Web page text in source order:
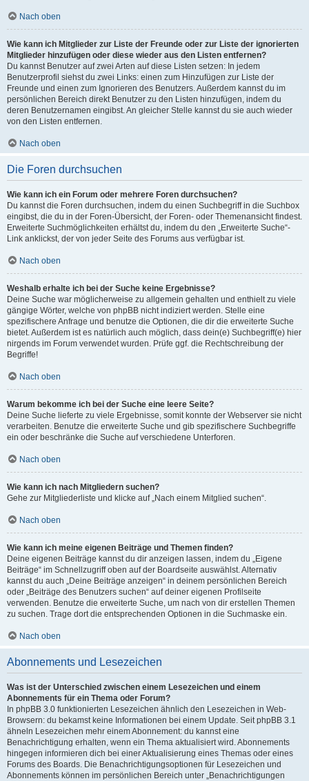
Nach oben
Wie kann ich Mitglieder zur Liste der Freunde oder zur Liste der ignorierten
Mitglieder hinzufügen oder diese wieder aus den Listen entfernen?
Du kannst Benutzer auf zwei Arten auf diese Listen setzen: In jedem
Benutzerprofil siehst du zwei Links: einen zum Hinzufügen zur Liste der
Freunde und einen zum Ignorieren des Benutzers. Außerdem kannst du im
persönlichen Bereich direkt Benutzer zu den Listen hinzufügen, indem du
deren Benutzernamen eingibst. An gleicher Stelle kannst du sie auch wieder
von den Listen entfernen.
Nach oben
Die Foren durchsuchen
Wie kann ich ein Forum oder mehrere Foren durchsuchen?
Du kannst die Foren durchsuchen, indem du einen Suchbegriff in die Suchbox
eingibst, die du in der Foren-Übersicht, der Foren- oder Themenansicht findest.
Erweiterte Suchmöglichkeiten erhältst du, indem du den „Erweiterte Suche“-
Link anklickst, der von jeder Seite des Forums aus verfügbar ist.
Nach oben
Weshalb erhalte ich bei der Suche keine Ergebnisse?
Deine Suche war möglicherweise zu allgemein gehalten und enthielt zu viele
gängige Wörter, welche von phpBB nicht indiziert werden. Stelle eine
spezifischere Anfrage und benutze die Optionen, die dir die erweiterte Suche
bietet. Außerdem ist es natürlich auch möglich, dass dein(e) Suchbegriff(e) hier
nirgends im Forum verwendet wurden. Prüfe ggf. die Rechtschreibung der
Begriffe!
Nach oben
Warum bekomme ich bei der Suche eine leere Seite?
Deine Suche lieferte zu viele Ergebnisse, somit konnte der Webserver sie nicht
verarbeiten. Benutze die erweiterte Suche und gib spezifischere Suchbegriffe
ein oder beschränke die Suche auf verschiedene Unterforen.
Nach oben
Wie kann ich nach Mitgliedern suchen?
Gehe zur Mitgliederliste und klicke auf „Nach einem Mitglied suchen“.
Nach oben
Wie kann ich meine eigenen Beiträge und Themen finden?
Deine eigenen Beiträge kannst du dir anzeigen lassen, indem du „Eigene
Beiträge“ im Schnellzugriff oben auf der Boardseite auswählst. Alternativ
kannst du auch „Deine Beiträge anzeigen“ in deinem persönlichen Bereich
oder „Beiträge des Benutzers suchen“ auf deiner eigenen Profilseite
verwenden. Benutze die erweiterte Suche, um nach von dir erstellen Themen
zu suchen. Trage dort die entsprechenden Optionen in die Suchmaske ein.
Nach oben
Abonnements und Lesezeichen
Was ist der Unterschied zwischen einem Lesezeichen und einem
Abonnements für ein Thema oder Forum?
In phpBB 3.0 funktionierten Lesezeichen ähnlich den Lesezeichen in Web-
Browsern: du bekamst keine Informationen bei einem Update. Seit phpBB 3.1
ähneln Lesezeichen mehr einem Abonnement: du kannst eine
Benachrichtigung erhalten, wenn ein Thema aktualisiert wird. Abonnements
hingegen informieren dich bei einer Aktualisierung eines Themas oder eines
Forums des Boards. Die Benachrichtigungsoptionen für Lesezeichen und
Abonnements können im persönlichen Bereich unter „Benachrichtigungen